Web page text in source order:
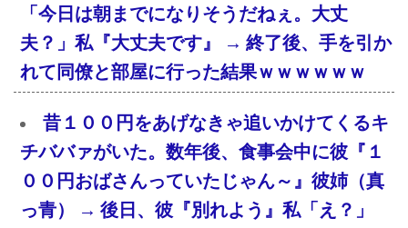
「今日は朝までになりそうだねぇ。大丈
夫？」私『大丈夫です』 → 終了後、手を引か
れて同僚と部屋に行った結果ｗｗｗｗｗｗ
昔１００円をあげなきゃ追いかけてくるキ
チババァがいた。数年後、食事会中に彼『１
００円おばさんっていたじゃん～』彼姉（真
っ青） → 後日、彼『別れよう』私「え？」